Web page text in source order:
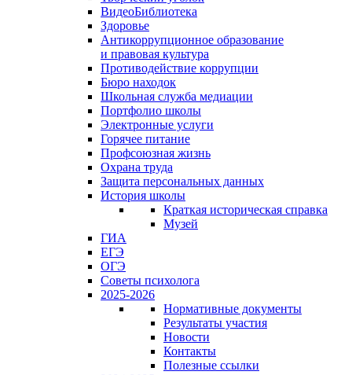
ВидеоБиблиотека
Здоровье
Антикоррупционное образование
и правовая культура
Противодействие коррупции
Бюро находок
Школьная служба медиации
Портфолио школы
Электронные услуги
Горячее питание
Профсоюзная жизнь
Охрана труда
Защита персональных данных
История школы
Краткая историческая справка
Музей
ГИА
ЕГЭ
ОГЭ
Советы психолога
2025-2026
Нормативные документы
Результаты участия
Новости
Контакты
Полезные ссылки